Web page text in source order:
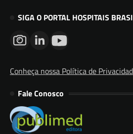
SIGA O PORTAL HOSPITAIS
Conheça nossa Política de
Fale Conosco